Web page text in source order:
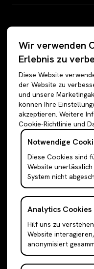
Alle Angebote
Schuhe
Oberteile
Sweatshirts & Hoodies
Shirts & Blusen
T-Shirts
Cami Top & Ärmellos
Schulterfreie Oberteile
Boleros & Shrugs
Anzugwesten & Polunder
Langarm Oberteile
Bodysuits
Outerwear
Jacken
Wir verwenden
Erlebnis zu
Diese Website
der Website zu
und unsere
können Ihre
akzeptieren. Weitere
Cookie-Richtlinie und
Notwendige
Diese Cookies sind
Website
System nicht
Analytics Cookies
Hilf uns zu
Website
anonymisiert